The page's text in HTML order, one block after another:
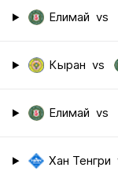
Елимай vs
Кыран vs
Елимай vs
Хан Тенгри